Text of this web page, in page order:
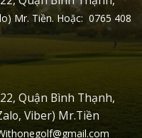
Mr. Tiền. Hoặc: 0765 408
Quận Bình Thạnh,
Viber) Mr.Tiền